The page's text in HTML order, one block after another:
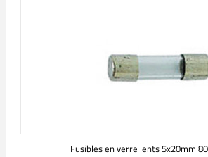
Fusibles en verre lents 5x20mm